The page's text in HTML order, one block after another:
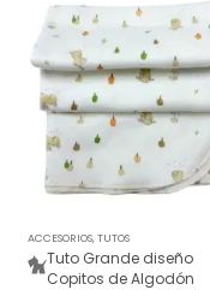
ACCESORIOS,TUTOS
Tuto Grande diseño
Copitos de Algodón